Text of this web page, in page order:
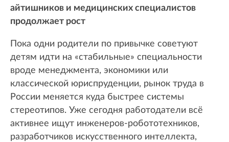
айтишников и медицинских специалистов
продолжает рост
Пока одни родители по привычке советуют
детям идти на «стабильные» специальности
вроде менеджмента, экономики или
классической юриспруденции, рынок труда в
России меняется куда быстрее системы
стереотипов. Уже сегодня работодатели всё
активнее ищут инженеров-робототехников,
разработчиков искусственного интеллекта,